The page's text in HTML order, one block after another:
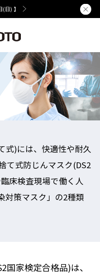
日) 】 熊本県で
式)には、快適性や耐久
て式防じんマスク(DS2
床検査現場で働く人
対策マスク」の2種類
家検定合格品)は、